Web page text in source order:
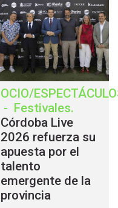
OCIO/
- Festivales.
Córdoba Live
2026 refuerza su
apuesta por el
talento
emergente de la
provincia